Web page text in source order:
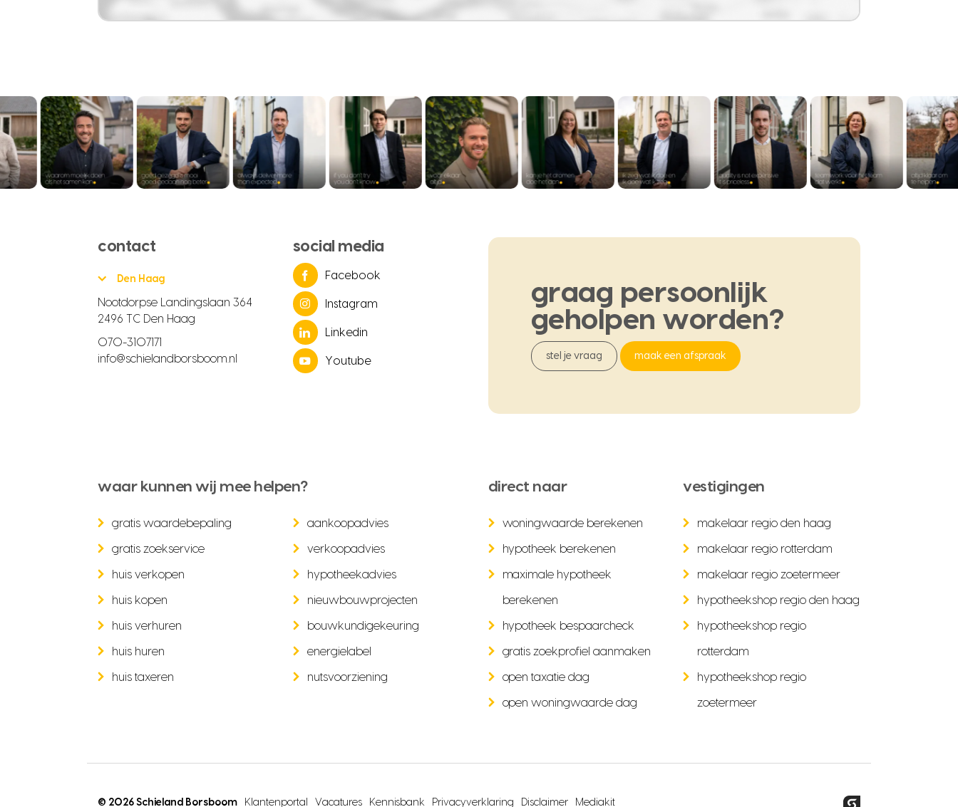
contact
Den Haag
Nootdorpse Landingslaan 364
2496 TC Den Haag
070-3107171
info@schielandborsboom.nl
social media
Facebook
Instagram
Linkedin
Youtube
graag persoonlijk
geholpen worden?
stel je vraag maak een afspraak
waar kunnen wij mee helpen?
gratis waardebepaling
gratis zoekservice
huis verkopen
huis kopen
huis verhuren
huis huren
huis taxeren
aankoopadvies
verkoopadvies
hypotheekadvies
nieuwbouwprojecten
bouwkundigekeuring
energielabel
nutsvoorziening
direct naar
woningwaarde berekenen
hypotheek berekenen
maximale hypotheek
berekenen
hypotheek bespaarcheck
gratis zoekprofiel aanmaken
open taxatie dag
open woningwaarde dag
vestigingen
makelaar regio den haag
makelaar regio rotterdam
makelaar regio zoetermeer
hypotheekshop regio den haag
hypotheekshop regio
rotterdam
hypotheekshop regio
zoetermeer
© 2026 Schieland Borsboom Klantenportal Vacatures Kennisbank Privacyverklaring Disclaimer Mediakit